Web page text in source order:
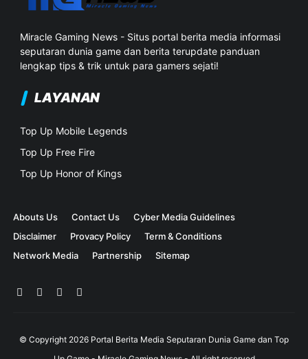
Miracle Gaming News - Situs portal berita media informasi
seputaran dunia game dan berita terupdate panduan
lengkap tips & trik untuk para gamers sejati!
LAYANAN
Top Up Mobile Legends
Top Up Free Fire
Top Up Honor of Kings
Abouts Us Contact Us
Cyber Media Guidelines
Disclaimer
Provacy Policy
Term & Conditions
Network Media
Partnership Sitemap
© Copyright 2026 Portal Berita Media Seputaran Dunia Game dan Top